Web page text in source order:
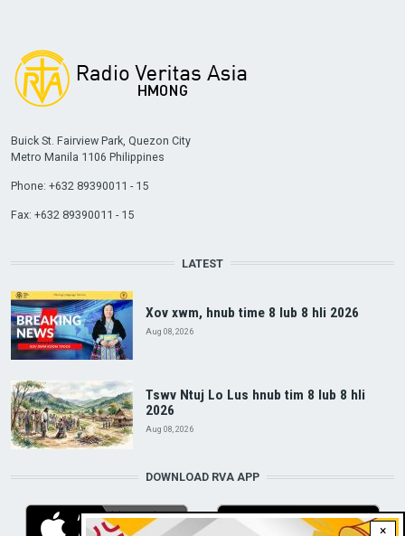
×
Buick St. Fairview Park, Quezon City
Metro Manila 1106 Philippines
Phone: +632 89390011 - 15
Fax: +632 89390011 - 15
LATEST
Xov xwm, hnub time 8 lub 8 hli 2026
Aug 08, 2026
Tswv Ntuj Lo Lus hnub tim 8 lub 8 hli
2026
Aug 08, 2026
DOWNLOAD RVA APP